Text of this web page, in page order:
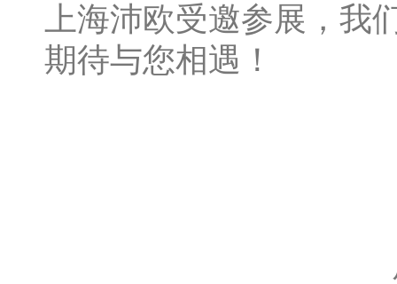
上海沛欧受邀参展，我
期待与您相遇！